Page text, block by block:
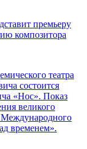
премьеру
композитора
театра
состоится
«Нос». Показ
великого
временем».